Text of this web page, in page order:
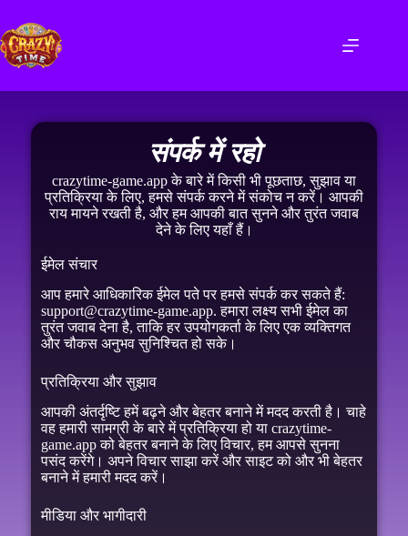
संपर्क में रहो
crazytime-game.app के बारे में किसी भी पूछताछ, सुझाव या
प्रतिक्रिया के लिए, हमसे संपर्क करने में संकोच न करें। आपकी
राय मायने रखती है, और हम आपकी बात सुनने और तुरंत जवाब
देने के लिए यहाँ हैं।
ईमेल संचार
आप हमारे आधिकारिक ईमेल पते पर हमसे संपर्क कर सकते हैं:
support@crazytime-game.app. हमारा लक्ष्य सभी ईमेल का
तुरंत जवाब देना है, ताकि हर उपयोगकर्ता के लिए एक व्यक्तिगत
और चौकस अनुभव सुनिश्चित हो सके।
प्रतिक्रिया और सुझाव
आपकी अंतर्दृष्टि हमें बढ़ने और बेहतर बनाने में मदद करती है। चाहे
वह हमारी सामग्री के बारे में प्रतिक्रिया हो या crazytime-
game.app को बेहतर बनाने के लिए विचार, हम आपसे सुनना
पसंद करेंगे। अपने विचार साझा करें और साइट को और भी बेहतर
बनाने में हमारी मदद करें।
मीडिया और भागीदारी